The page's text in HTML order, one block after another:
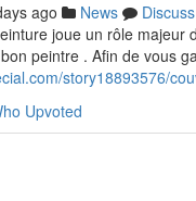
ago News
Discuss
joue un rôle
peintre . Afin de vous
story18893576/
Upvoted